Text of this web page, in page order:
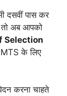
दसवीं पास कर
तो अब आपको
Selection
के लिए
करना चाहते